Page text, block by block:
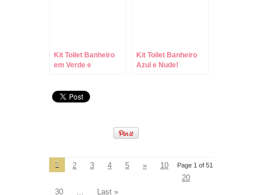
Kit Toilet Banheiro
em Verde e
Kit Toilet Banheiro
Azul e Nude!
Page 1 of 51
1 2 3 4 5 »
10
20
30
... Last »